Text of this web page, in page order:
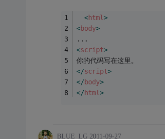
<html>
<body>
...
<script>
你的代码写在这里。
</script>
</body>
</html>
BLUE_LG 2011-09-27